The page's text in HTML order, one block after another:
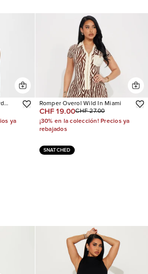
ya
Romper Overol Wild In Miami
CHF 19.00CHF 27.00
¡30% en la colección! Precios ya
rebajados
SNATCHED